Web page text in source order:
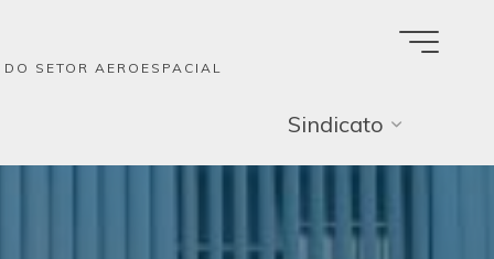
SETOR AEROESPACIAL
Sindicato